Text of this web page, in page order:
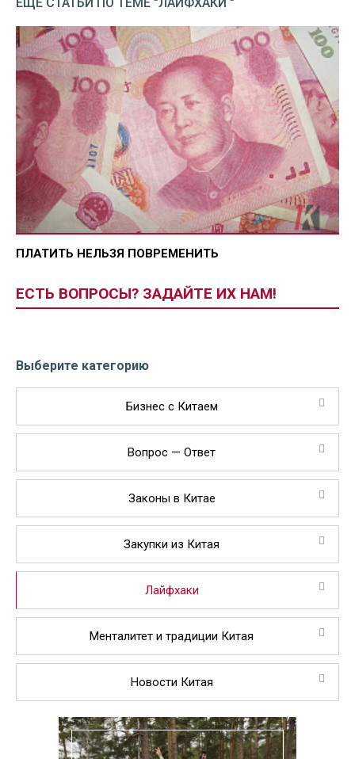
ПЛАТИТЬ НЕЛЬЗЯ ПОВРЕМЕНИТЬ
ЕСТЬ ВОПРОСЫ? ЗАДАЙТЕ ИХ НАМ!
Выберите категорию
Бизнес с Китаем
Вопрос — Ответ
Законы в Китае
Закупки из Китая
Лайфхаки
Менталитет и традиции Китая
Новости Китая